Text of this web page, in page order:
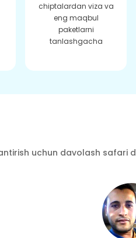
chiptalardan viza va
eng maqbul
paketlarni
tanlashgacha
uchun davolash